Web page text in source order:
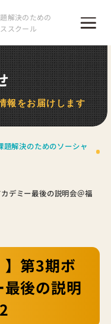
解決のための
スクール
報をお届けします
解決のためのソーシャ
デミー最後の説明会＠福
】第3期ボ
後の説明